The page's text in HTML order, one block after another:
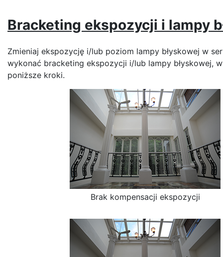
Bracketing ekspozycji i lampy
Zmieniaj ekspozycję i/lub poziom lampy błyskowej w
wykonać bracketing ekspozycji i/lub lampy błyskowej,
poniższe kroki.
Brak kompensacji ekspozycji